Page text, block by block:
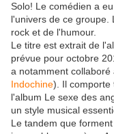
Solo! Le comédien a
l'univers de ce groupe.
rock et de l'humour.
Le titre est extrait de
prévue pour octobre
a notamment collaboré
Indochine). Il comporte
l'album Le sexe des
un style musical
Le tandem que